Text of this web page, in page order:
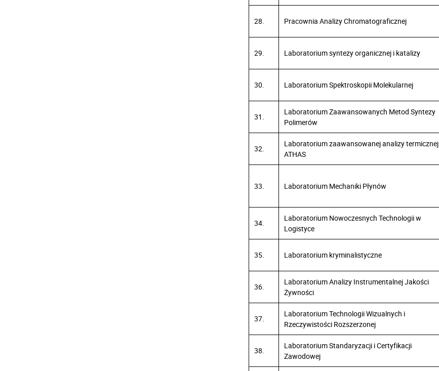
28. Pracownia Analizy Chromatograficznej
29. Laboratorium syntezy organicznej i katalizy
30. Laboratorium Spektroskopii Molekularnej
31.
Laboratorium Zaawansowanych Metod Syntezy
Polimerów
32.
Laboratorium zaawansowanej analizy termicznej
ATHAS
33. Laboratorium Mechaniki Płynów
34.
Laboratorium Nowoczesnych Technologii w
Logistyce
35. Laboratorium kryminalistyczne
36.
Laboratorium Analizy Instrumentalnej Jakości
Żywności
37.
Laboratorium Technologii Wizualnych i
Rzeczywistości Rozszerzonej
38.
Laboratorium Standaryzacji i Certyfikacji
Zawodowej